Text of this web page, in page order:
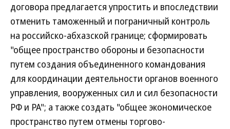
договора предлагается упростить и впоследствии
отменить таможенный и пограничный контроль
на российско-абхазской границе; сформировать
"общее пространство обороны и безопасности
путем создания объединенного командования
для координации деятельности органов военного
управления, вооруженных сил и сил безопасности
РФ и РА"; а также создать "общее экономическое
пространство путем отмены торгово-